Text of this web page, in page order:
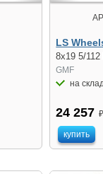
LS
8x19 5/
GMF
на
24 257
купить